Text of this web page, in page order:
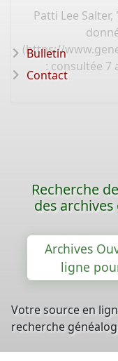
Patti Lee
(https://
: consultée 7
Bulletin
Contact
Recherche
des
Archives
ligne
Votre source en
recherche